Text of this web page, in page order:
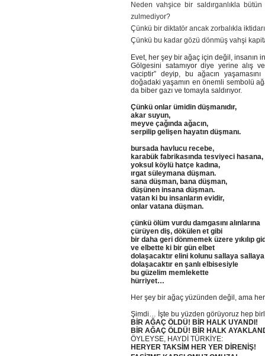
Neden vahşice bir saldırganlıkla
zulmediyor?
Çünkü bir diktatör ancak zorbalıkla
Çünkü bu kadar gözü dönmüş vahşi
Evet, her şey bir ağaç için değil, insanın
Gölgesini satamıyor diye yerine alış
vaciptir” deyip, bu ağacın
doğadaki yaşamın en önemli sembolü
da biber gazı ve tomayla saldırıyor.
Çünkü onlar ümidin düşmanıdır,
akar suyun,
meyve çağında ağacın,
serpilip gelişen hayatın düşmanı.
bursada havlucu recebe,
karabük fabrikasında tesviyeci hasana,
yoksul köylü hatçe kadına,
ırgat süleymana düşman.
sana düşman, bana düşman,
düşünen insana düşman.
vatan ki bu insanların evidir,
onlar vatana düşman.
çünkü ölüm vurdu damgasını alınlarına
çürüyen diş, dökülen et gibi
bir daha geri dönmemek üzere yıkılıp
ve elbette ki bir gün elbet
dolaşacaktır elini kolunu sallaya sallaya
dolaşacaktır en şanlı elbisesiyle
bu güzelim memlekette
hürriyet…
Her şey bir ağaç yüzünden değil, ama
Şimdi… İşte bu yüzden görüyoruz hep
BİR AĞAÇ ÖLDÜ! BİR HALK UYANDI!
BİR AĞAÇ ÖLDÜ! BİR HALK
ÖYLEYSE, HAYDİ TÜRKİYE:
HERYER TAKSİM HER YER DİRENİŞ!